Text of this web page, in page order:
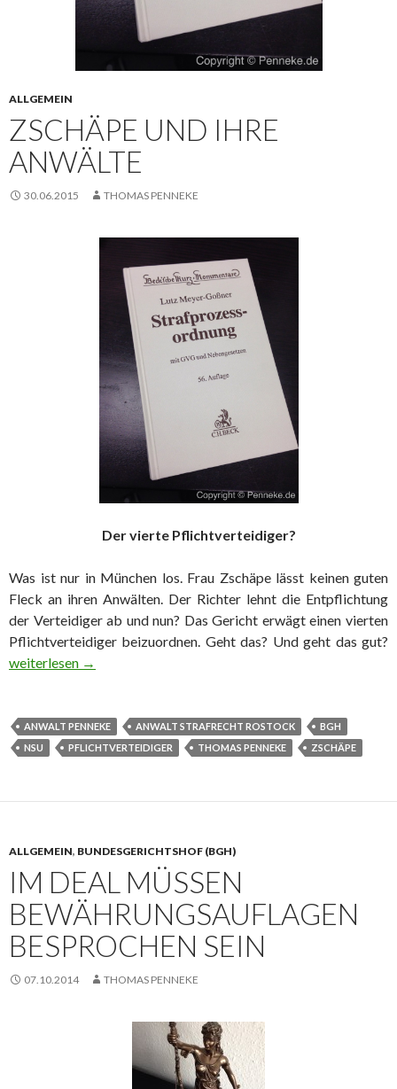
ALLGEMEIN
ZSCHÄPE UND IHRE
ANWÄLTE
30.06.2015 THOMAS PENNEKE
Der vierte Pflichtverteidiger?
Was ist nur in München los. Frau Zschäpe lässt keinen guten
Fleck an ihren Anwälten. Der Richter lehnt die Entpflichtung
der Verteidiger ab und nun? Das Gericht erwägt einen vierten
Pflichtverteidiger beizuordnen. Geht das? Und geht das gut?
Zschäpe und ihre Anwälte
weiterlesen →
ANWALT PENNEKE ANWALT STRAFRECHT ROSTOCK
BGH
NSU
PFLICHTVERTEIDIGER THOMAS PENNEKE ZSCHÄPE
ALLGEMEIN, BUNDESGERICHTSHOF (BGH)
IM DEAL MÜSSEN
BEWÄHRUNGSAUFLAGEN
BESPROCHEN SEIN
07.10.2014 THOMAS PENNEKE